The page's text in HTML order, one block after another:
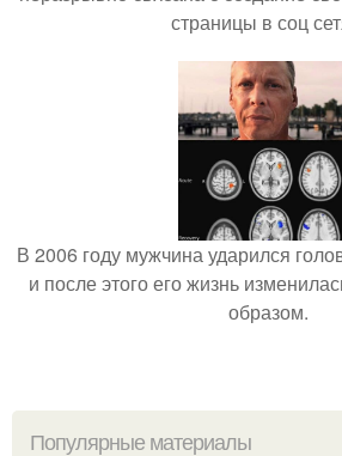
страницы в соц
В 2006 году мужчина ударился
и после этого его жизнь
образом.
Популярные материалы